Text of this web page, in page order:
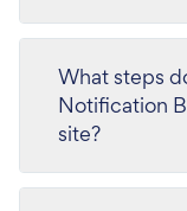
What steps
Notification
site?